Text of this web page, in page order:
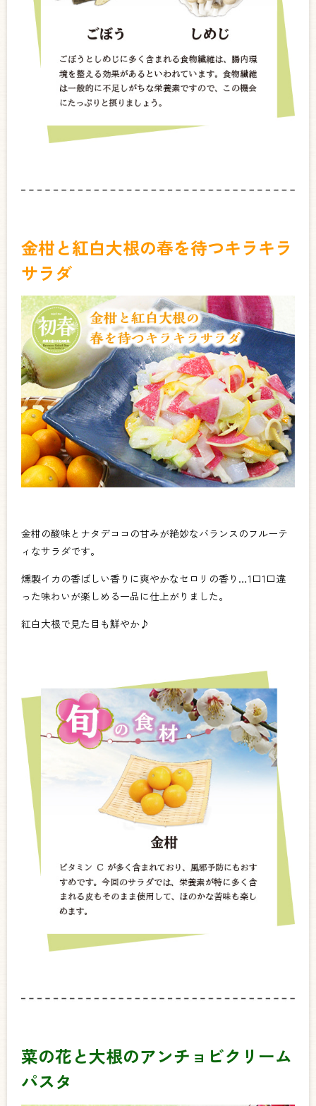
金柑と紅白大根の春を待つキラキラ
サラダ
金柑の酸味とナタデココの甘みが絶妙なバランスのフルーテ
ィなサラダです。
燻製イカの香ばしい香りに爽やかなセロリの香り…1口1口違
った味わいが楽しめる一品に仕上がりました。
紅白大根で見た目も鮮やか♪
菜の花と大根のアンチョビクリーム
パスタ